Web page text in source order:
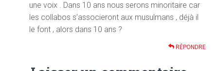
une voix . Dans 10 ans nous serons minoritaire car
les collabos s’associeront aux musulmans , déjà il
le font , alors dans 10 ans ?
RÉPONDRE